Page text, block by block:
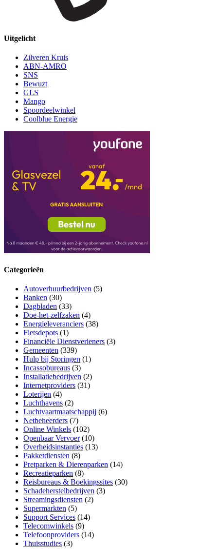
Uitgelicht
Zilveren Kruis
ABN-AMRO
SNS
Bewuzt
GLS
Mango
Spoordeelwinkel
Coolblue Energie
Categorieën
Autoverhuurbedrijven (5)
Banken (30)
Dagbladen (33)
Doe-het-zelfzaken (4)
Energieleveranciers (38)
Fietsdepots (1)
Financiële Dienstverleners (3)
Gemeenten (339)
Hulp bij Storingen (1)
Incassobureaus (3)
Installatiebedrijven (2)
Internetproviders (31)
Loterijen (4)
Luchthavens (2)
Luchtvaartmaatschappij (6)
Netbeheerders (7)
Online Winkels (102)
Openbaar Vervoer(10)
Overheidsinstanties (13)
Pakketdiensten (8)
Pretparken & Dierenparken (14)
Recreatieparken (8)
Reisbureaus & Boekingssites (30)
Schadeherstelbedrijven (3)
Streamingsdiensten (2)
Supermarkten (5)
Support Services (14)
Telecomwinkels (9)
Telefoonproviders (14)
Thuisstudies (3)